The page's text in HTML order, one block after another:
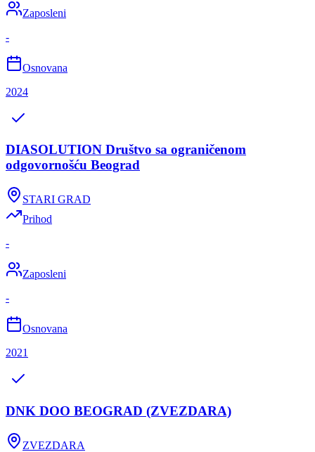
Zaposleni
-
Osnovana
2024
DIASOLUTION Društvo sa ograničenom
odgovornošću Beograd
STARI GRAD
Prihod
-
Zaposleni
-
Osnovana
2021
DNK DOO BEOGRAD (ZVEZDARA)
ZVEZDARA